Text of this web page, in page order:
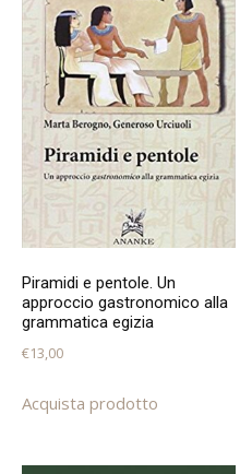
Piramidi e pentole. Un
approccio gastronomico alla
grammatica egizia
€13,00
Acquista prodotto